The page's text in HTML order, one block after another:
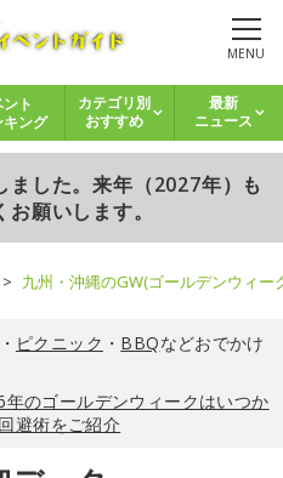
MENU
ト
キング
カテゴリ別
おすすめ
最新
ニュース
した。来年（2027年）も
願いします。
九州・沖縄のGW(ゴールデンウィ
・ ピクニック ・ BBQなどおでかけ
年のゴールデンウィークはいつか
避術をご紹介